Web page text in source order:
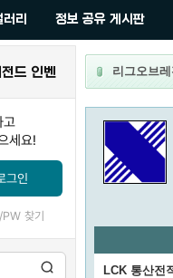
리 정보 공유 게시판
드 인벤
고
세요!
그인
찾기
리그오브
LCK 통산전